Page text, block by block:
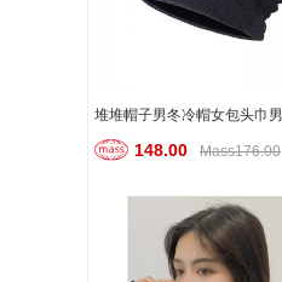
148.00 Mass176.00